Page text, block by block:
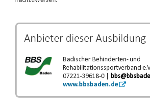
Anbieter dieserAusbildung
Badischer Behinderten- und
Rehabilitationssportverband
07221-39618-0 |
www.bbsbaden.de